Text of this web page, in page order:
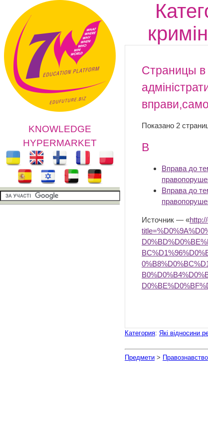
KNOWLEDGE
HYPERMARKET
Страницы в
Показано 2
В
Вправа до
Вправа до
Источник — «
Категория: Які відносини
Предмети > Правознавство